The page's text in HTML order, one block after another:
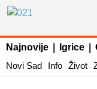
Najnovije Igrice
Novi Sad
Info Život